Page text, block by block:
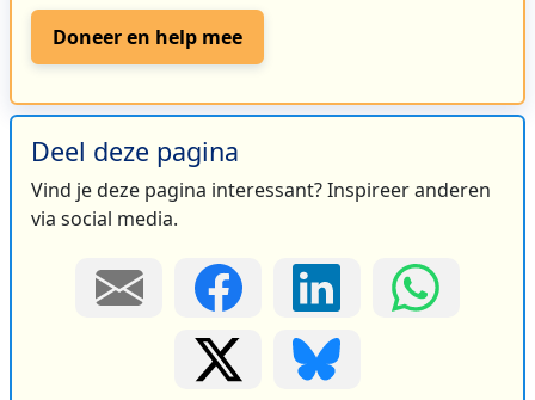
Doneer en help mee
Deel deze pagina
Vind je deze pagina interessant? Inspireer anderen
via social media.